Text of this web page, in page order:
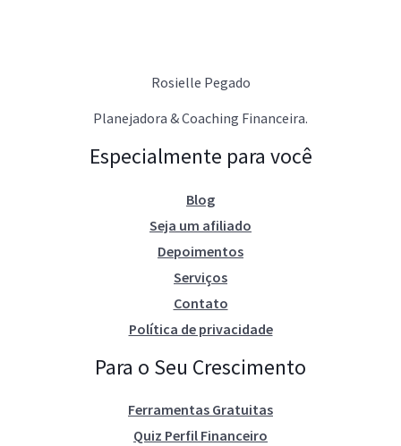
Rosielle Pegado
Planejadora & Coaching Financeira.
Especialmente para você
Blog
Seja um afiliado
Depoimentos
Serviços
Contato
Política de privacidade
Para o Seu Crescimento
Ferramentas Gratuitas
Quiz Perfil Financeiro